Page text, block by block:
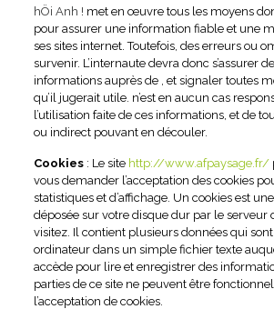
hÖi Anh ! met en œuvre tous les moyens
pour assurer une information fiable et une
ses sites internet. Toutefois, des erreurs ou
survenir. L’internaute devra donc s’assurer
informations auprès de , et signaler toutes
qu’il jugerait utile. n’est en aucun cas
l’utilisation faite de ces informations, et de
ou indirect pouvant en découler.
Cookies: Le site http://www.afpaysage.fr/
vous demander l’acceptation des cookies
statistiques et d’affichage. Un cookies est
déposée sur votre disque dur par le serveur
visitez. Il contient plusieurs données qui
ordinateur dans un simple fichier texte
accède pour lire et enregistrer des
parties de ce site ne peuvent être
l’acceptation de cookies.